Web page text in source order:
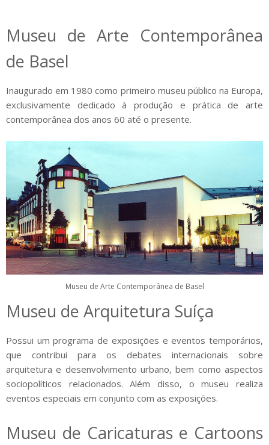
Museu de Arte Contemporânea
de Basel
Inaugurado em 1980 como primeiro museu público na Europa,
exclusivamente dedicado à produção e prática de arte
contemporânea dos anos 60 até o presente.
Museu de Arte Contemporânea de Basel
Museu de Arquitetura Suíça
Possui um programa de exposições e eventos temporários,
que contribui para os debates internacionais sobre
arquitetura e desenvolvimento urbano, bem como aspectos
sociopolíticos relacionados. Além disso, o museu realiza
eventos especiais em conjunto com as exposições.
Museu de Caricaturas e Cartoons